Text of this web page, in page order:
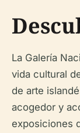
La Galería
vida cultural
de arte
acogedor y
exposiciones